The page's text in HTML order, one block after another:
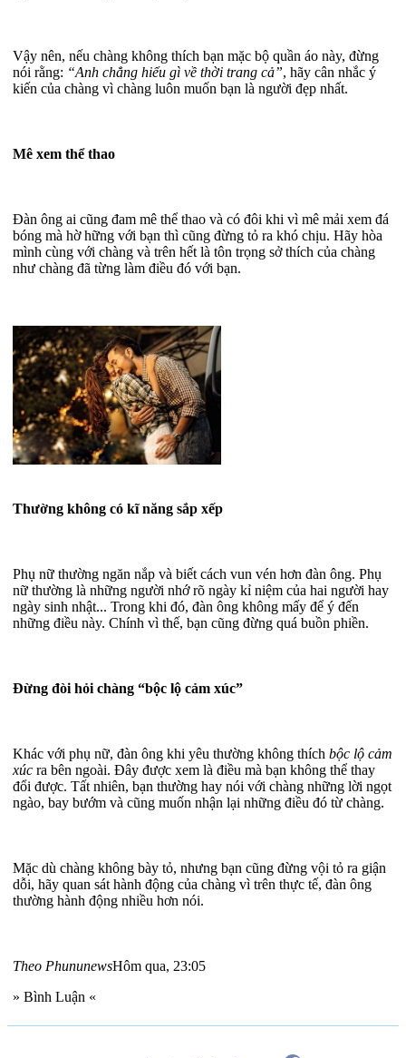
Vậy nên, nếu chàng không thích bạn mặc bộ quần áo này, đừng
nói rằng: “Anh chẳng hiểu gì về thời trang cả”, hãy cân nhắc ý
kiến của chàng vì chàng luôn muốn bạn là người đẹp nhất.
Mê xem thể thao
Đàn ông ai cũng đam mê thể thao và có đôi khi vì mê mải xem đá
bóng mà hờ hững với bạn thì cũng đừng tỏ ra khó chịu. Hãy hòa
mình cùng với chàng và trên hết là tôn trọng sở thích của chàng
như chàng đã từng làm điều đó với bạn.
Thường không có kĩ năng sắp xếp
Phụ nữ thường ngăn nắp và biết cách vun vén hơn đàn ông. Phụ
nữ thường là những người nhớ rõ ngày kỉ niệm của hai người hay
ngày sinh nhật... Trong khi đó, đàn ông không mấy để ý đến
những điều này. Chính vì thế, bạn cũng đừng quá buồn phiền.
Đừng đòi hỏi chàng “bộc lộ cảm xúc”
Khác với phụ nữ, đàn ông khi yêu thường không thích bộc lộ cảm
xúc ra bên ngoài. Đây được xem là điều mà bạn không thể thay
đổi được. Tất nhiên, bạn thường hay nói với chàng những lời ngọt
ngào, bay bướm và cũng muốn nhận lại những điều đó từ chàng.
Mặc dù chàng không bày tỏ, nhưng bạn cũng đừng vội tỏ ra giận
dỗi, hãy quan sát hành động của chàng vì trên thực tế, đàn ông
thường hành động nhiều hơn nói.
Theo PhununewsHôm qua, 23:05
» Bình Luận «